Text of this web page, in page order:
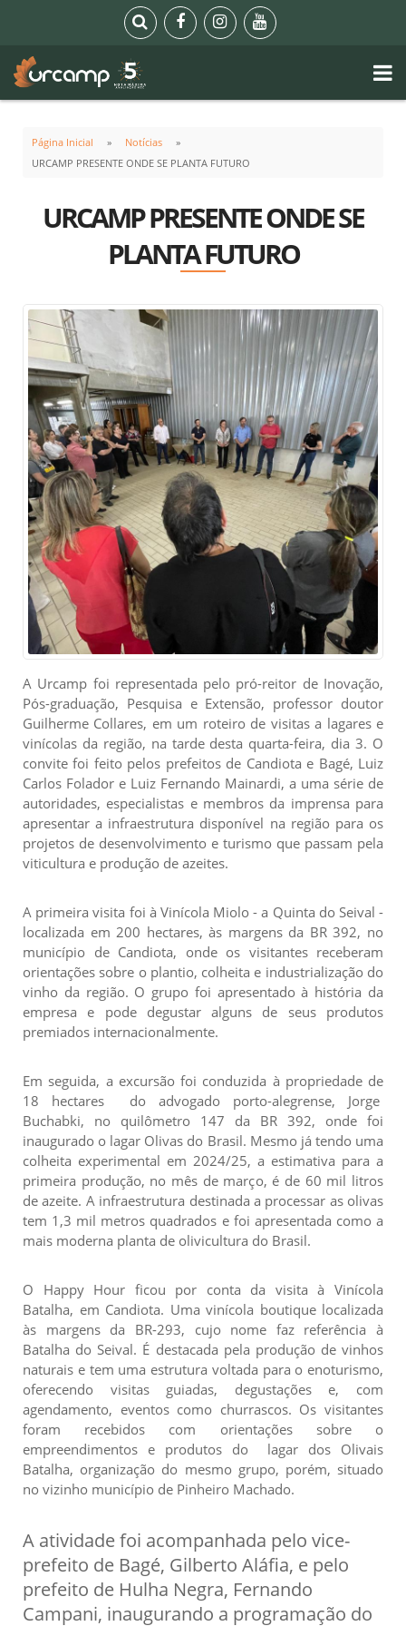
Página Inicial
Notícias
URCAMP PRESENTE ONDE SE PLANTA FUTURO
URCAMP PRESENTE ONDE SE
PLANTA FUTURO
A Urcamp foi representada pelo pró-reitor de Inovação,
Pós-graduação, Pesquisa e Extensão, professor doutor
Guilherme Collares, em um roteiro de visitas a lagares e
vinícolas da região, na tarde desta quarta-feira, dia 3. O
convite foi feito pelos prefeitos de Candiota e Bagé, Luiz
Carlos Folador e Luiz Fernando Mainardi, a uma série de
autoridades, especialistas e membros da imprensa para
apresentar a infraestrutura disponível na região para os
projetos de desenvolvimento e turismo que passam pela
viticultura e produção de azeites.
A primeira visita foi à Vinícola Miolo - a Quinta do Seival -
localizada em 200 hectares, às margens da BR 392, no
município de Candiota, onde os visitantes receberam
orientações sobre o plantio, colheita e industrialização do
vinho da região. O grupo foi apresentado à história da
empresa e pode degustar alguns de seus produtos
premiados internacionalmente.
Em seguida, a excursão foi conduzida à propriedade de
18 hectares do advogado porto-alegrense, Jorge
Buchabki, no quilômetro 147 da BR 392, onde foi
inaugurado o lagar Olivas do Brasil. Mesmo já tendo uma
colheita experimental em 2024/25, a estimativa para a
primeira produção, no mês de março, é de 60 mil litros
de azeite. A infraestrutura destinada a processar as olivas
tem 1,3 mil metros quadrados e foi apresentada como a
mais moderna planta de olivicultura do Brasil.
O Happy Hour ficou por conta da visita à Vinícola
Batalha, em Candiota. Uma vinícola boutique localizada
às margens da BR-293, cujo nome faz referência à
Batalha do Seival. É destacada pela produção de vinhos
naturais e tem uma estrutura voltada para o enoturismo,
oferecendo visitas guiadas, degustações e, com
agendamento, eventos como churrascos. Os visitantes
foram recebidos com orientações sobre o
empreendimentos e produtos do lagar dos Olivais
Batalha, organização do mesmo grupo, porém, situado
no vizinho município de Pinheiro Machado.
A atividade foi acompanhada pelo vice-
prefeito de Bagé, Gilberto Aláfia, e pelo
prefeito de Hulha Negra, Fernando
Campani, inaugurando a programação do